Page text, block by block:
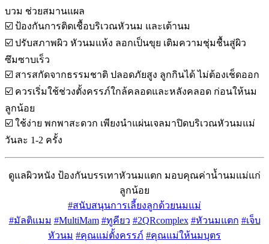
บวม ช่วยสมานแผล
☑️ ป้องกันการติดเชื้อบริเวณหัวนม และเต้านม
☑️ ปรับสภาพผิว หัวนมแห้ง ลอกเป็นขุย เติมความชุ่มชื้นสู่ผิว
ซึมซาบเร็ว
☑️ สารสกัดจากธรรมชาติ ปลอดภัยสูง ลูกกินได้ ไม่ต้องเช็ดออก
☑️ ควรเริ่มใช้ช่วงตั้งครรภ์ใกล้คลอดและหลังคลอด ก่อนให้นม
ลูกน้อย
☑️ ใช้ง่าย พกพาสะดวก เพียงนำแผ่นเจลมาปิดบริเวณหัวนมแม่
วันละ 1-2 ครั้ง
ดูแลผิวหนัง ป้องกันบรรเทาหัวนมแตก มอบคุณค่าน้ำนมแม่แก่
ลูกน้อย
#สนับสนุนการเลี้ยงลูกด้วยนมแม่
#มัลติแมม #MultiMam #ทูคียว #2QRcomplex #หัวนมแตก #เจ็บ
หัวนม #คุณแม่ตั้งครรภ์ #คุณแม่ให้นมบุตร